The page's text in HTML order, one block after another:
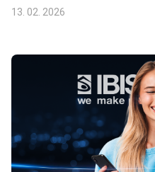
13. 02. 2026